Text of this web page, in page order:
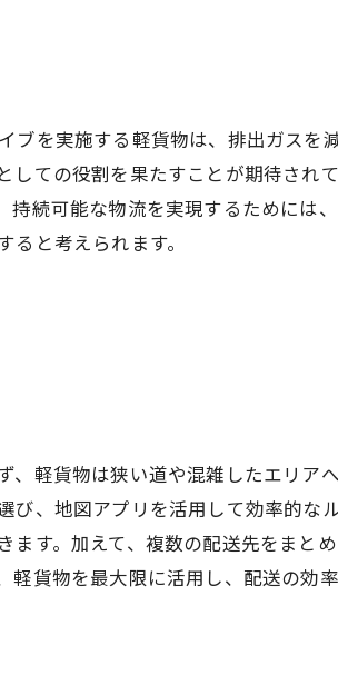
ブを実施する軽貨物は、排出ガスを
しての役割を果たすことが期待され
持続可能な物流を実現するためには
と考えられます。
軽貨物は狭い道や混雑したエリア
び、地図アプリを活用して効率的な
す。加えて、複数の配送先をまと
軽貨物を最大限に活用し、配送の効